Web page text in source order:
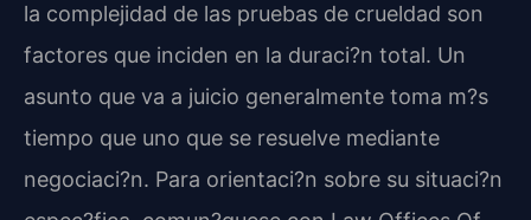
la complejidad de las pruebas de crueldad son
factores que inciden en la duraci?n total. Un
asunto que va a juicio generalmente toma m?s
tiempo que uno que se resuelve mediante
negociaci?n. Para orientaci?n sobre su situaci?n